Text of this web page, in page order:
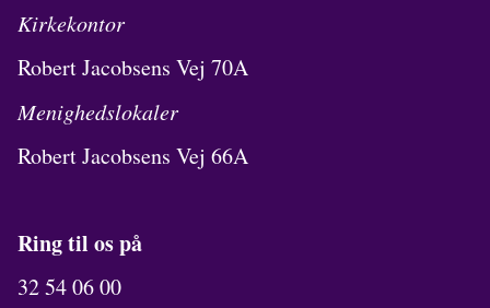
Kirkekontor
Robert Jacobsens Vej 70A
Menighedslokaler
Robert Jacobsens Vej 66A
Ring til os på
32 54 06 00